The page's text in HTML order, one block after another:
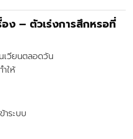
ง – ตัวเร่งการสึกหรอที่
เวียนตลอดวัน
ให้
าระบบ